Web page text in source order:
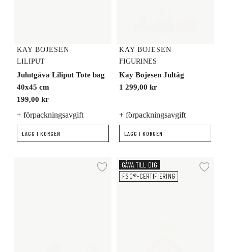
KAY BOJESEN
LILIPUT
Julutgåva Liliput Tote bag
40x45 cm
199,00 kr
+ förpackningsavgift
LÄGG I KORGEN
KAY BOJESEN
FIGURINES
Kay Bojesen Jultåg
1 299,00 kr
+ förpackningsavgift
LÄGG I KORGEN
Lägg till i önskelista
Christmas Jumper Apa Röd liten
GÅVA TILL DIG
FSC®-CERTIFIERING